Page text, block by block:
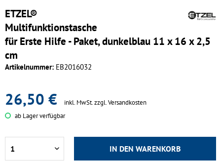
ETZEL®
Multifunktionstasche
für Erste Hilfe - Paket, dunkelblau 11 x 16 x 2,5
cm
Artikelnummer: EB2016032
26,50 € inkl. MwSt.zzgl. Versandkosten
ab Lager verfügbar
IN DEN WARENKORB